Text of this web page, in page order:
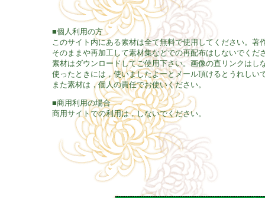
■個人利用の方
このサイト内にある素材は全て無料で使用してください。
そのままや再加工して素材集などでの再配布はしないでくだ
素材はダウンロードしてご使用下さい。画像の直リンクはし
使ったときには，使いましたよーとメール頂けるとうれしい
また素材は，個人の責任でお使いください。
■商用利用の場合
商用サイトでの利用は，しないでください。